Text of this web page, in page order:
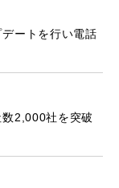
ートを行い電話
2,000社を突破